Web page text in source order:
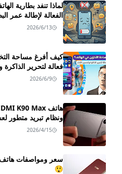
لماذا تنفد بطارية
الفعالة لإطالة عمر
2026/6/13
فعالة لتحرير الذاكرة
2026/6/9
ونظام تبريد متطور
2026/4/15
😲